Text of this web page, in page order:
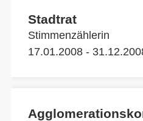
Stadtrat
Stimmenzählerin
17.01.2008 -